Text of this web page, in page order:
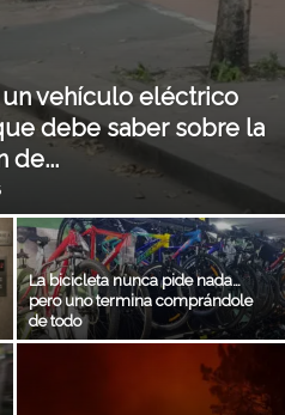
un vehículo eléctrico
debe saber sobre la
de...
La bicicleta nunca pide nada…
pero uno termina comprándole
de todo